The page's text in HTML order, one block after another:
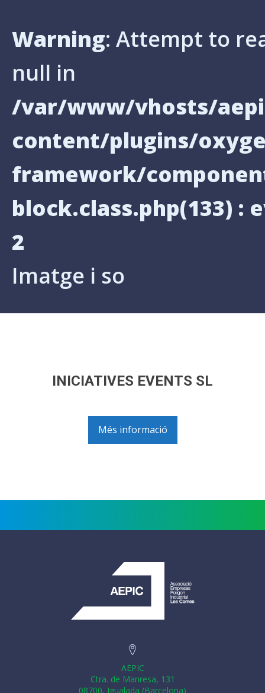
Warning: Attempt to
null in
/var/www/vhosts/
content/plugins/
framework/
block.class.php(133) :
2
Imatge i so
INICIATIVES EVENTS SL
Més informació
AEPIC
Ctra. de Manresa, 131
08700, Igualada (Barcelona)